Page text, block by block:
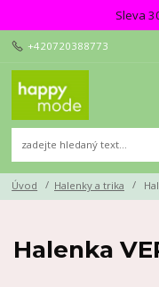
Sleva
+420720388773
Úvod Halenky a trika
Halenka